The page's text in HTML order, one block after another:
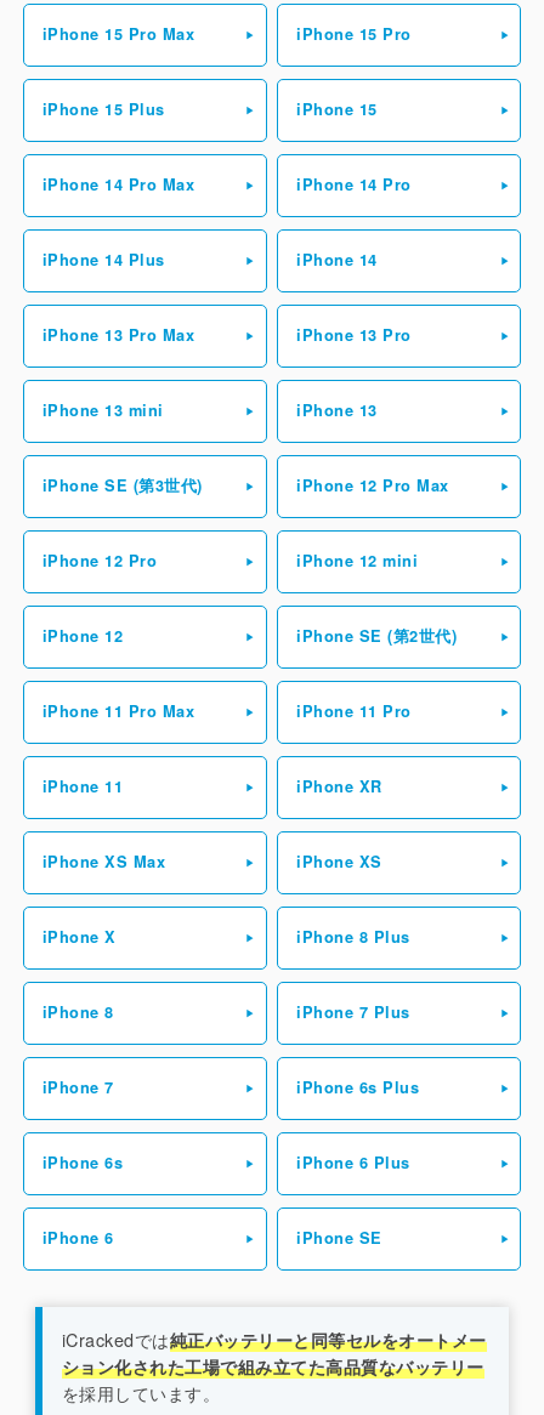
iPhone 15 Pro Max iPhone 15 Pro
iPhone 15 Plus iPhone 15
iPhone 14 Pro Max iPhone 14 Pro
iPhone 14 Plus iPhone 14
iPhone 13 Pro Max iPhone 13 Pro
iPhone 13 mini iPhone 13
iPhone SE (第3世代) iPhone 12 Pro Max
iPhone 12 Pro iPhone 12 mini
iPhone 12 iPhone SE (第2世代)
iPhone 11 Pro Max iPhone 11 Pro
iPhone 11 iPhone XR
iPhone XS Max iPhone XS
iPhone X iPhone 8 Plus
iPhone 8 iPhone 7 Plus
iPhone 7 iPhone 6s Plus
iPhone 6s iPhone 6 Plus
iPhone 6 iPhone SE
iCrackedでは純正バッテリーと同等セルをオートメー
ション化された工場で組み立てた高品質なバッテリー
を採用しています。